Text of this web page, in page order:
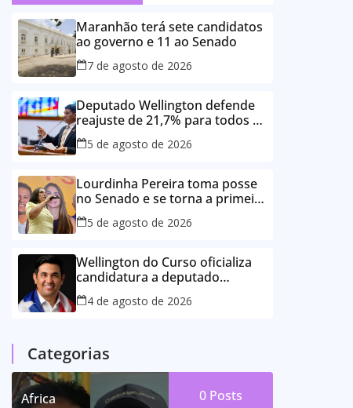
Maranhão terá sete candidatos
ao governo e 11 ao Senado
7 de agosto de 2026
Deputado Wellington defende
reajuste de 21,7% para todos os
servidores públicos e
aposentados do Maranhão
5 de agosto de 2026
Lourdinha Pereira toma posse
no Senado e se torna a primeira
senadora de Coroatá
5 de agosto de 2026
Wellington do Curso oficializa
candidatura a deputado
estadual e reafirma
compromisso com o povo do
4 de agosto de 2026
Categorias
Africa 0 Posts